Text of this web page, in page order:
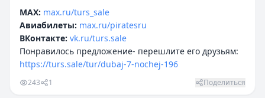
MAX: max.ru/turs_sale
Авиабилеты: max.ru/piratesru
ВКонтакте: vk.ru/turs.sale
Понравилось предложение- перешлите его друзьям:
https://turs.sale/tur/dubaj-7-nochej-196
243 1 Поделиться